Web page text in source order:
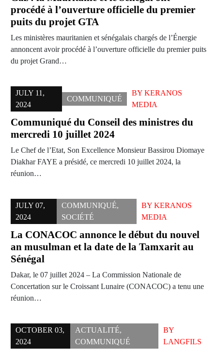
procédé à l’ouverture officielle du premier
puits du projet GTA
Les ministères mauritanien et sénégalais chargés de l’Énergie
annoncent avoir procédé à l’ouverture officielle du premier puits
du projet Grand…
JULY 11,
2024
COMMUNIQUÉ
BY KERANOS
MEDIA
Communiqué du Conseil des ministres du
mercredi 10 juillet 2024
Le Chef de l’Etat, Son Excellence Monsieur Bassirou Diomaye
Diakhar FAYE a présidé, ce mercredi 10 juillet 2024, la
réunion…
JULY 07,
2024
COMMUNIQUÉ,
SOCIÉTÉ
BYKERANOS
MEDIA
La CONACOC annonce le début du nouvel
an musulman et la date de la Tamxarit au
Sénégal
Dakar, le 07 juillet 2024 – La Commission Nationale de
Concertation sur le Croissant Lunaire (CONACOC) a tenu une
réunion…
OCTOBER 03,
2024
ACTUALITÉ,
COMMUNIQUÉ
BY
LANGFILS